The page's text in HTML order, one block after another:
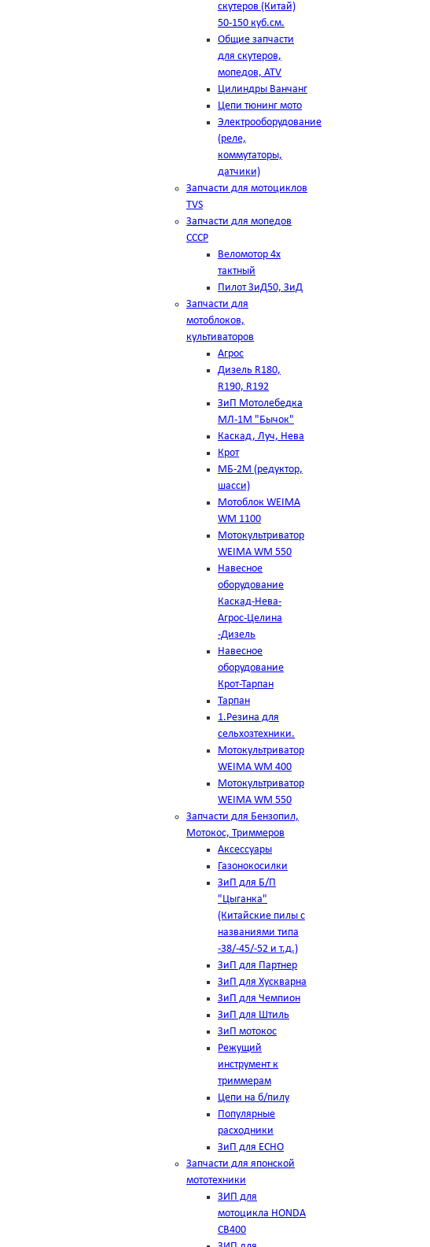
скутеров (Китай)
50-150 куб.см.
Общие запчасти
для скутеров,
мопедов, ATV
Цилиндры Ванчанг
Цепи тюнинг мото
Электрооборудование
(реле,
коммутаторы,
датчики)
Запчасти для мотоциклов
TVS
Запчасти для мопедов
СССР
Веломотор 4х
тактный
Пилот ЗиД50, ЗиД
Запчасти для
мотоблоков,
культиваторов
Агрос
Дизель R180,
R190, R192
ЗиП Мотолебедка
МЛ-1М "Бычок"
Каскад, Луч, Нева
Крот
МБ-2М (редуктор,
шасси)
Мотоблок WEIMA
WM 1100
Мотокультриватор
WEIMA WM 550
Навесное
оборудование
Каскад-Нева-
Агрос-Целина
-Дизель
Навесное
оборудование
Крот-Тарпан
Тарпан
1.Резина для
сельхозтехники.
Мотокультриватор
WEIMA WM 400
Мотокультриватор
WEIMA WM 550
Запчасти для Бензопил,
Мотокос, Триммеров
Аксессуары
Газонокосилки
ЗиП для Б/П
"Цыганка"
(Китайские пилы с
названиями типа
-38/-45/-52 и т.д.)
ЗиП для Партнер
ЗиП для Хускварна
ЗиП для Чемпион
ЗиП для Штиль
ЗиП мотокос
Режущий
инструмент к
триммерам
Цепи на б/пилу
Популярные
расходники
ЗиП для ЕСНО
Запчасти для японской
мототехники
ЗИП для
мотоцикла HONDA
CB400